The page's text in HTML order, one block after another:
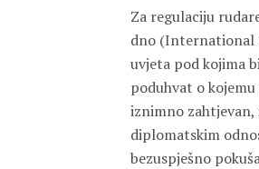
Za regulaciju
dno (International
uvjeta pod kojima
poduhvat o
iznimno
diplomatskim
bezuspješno